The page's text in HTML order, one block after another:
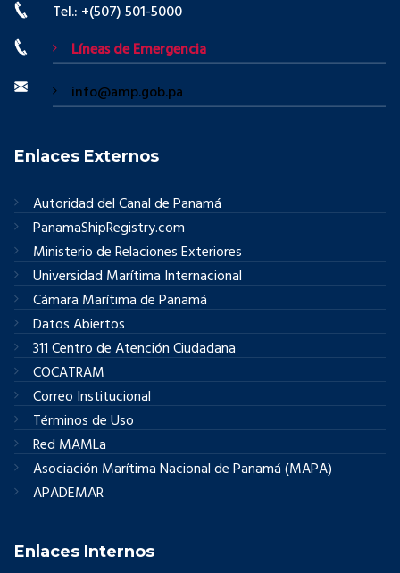
Tel.: +(507) 501-5000
Líneas de Emergencia
info@amp.gob.pa
Enlaces Externos
Autoridad del Canal de Panamá
PanamaShipRegistry.com
Ministerio de Relaciones Exteriores
Universidad Marítima Internacional
Cámara Marítima de Panamá
Datos Abiertos
311 Centro de Atención Ciudadana
COCATRAM
Correo Institucional
Términos de Uso
Red MAMLa
Asociación Marítima Nacional de Panamá (MAPA)
APADEMAR
Enlaces Internos